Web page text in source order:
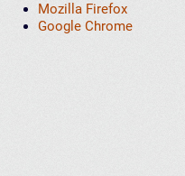
Mozilla Firefox
Google Chrome